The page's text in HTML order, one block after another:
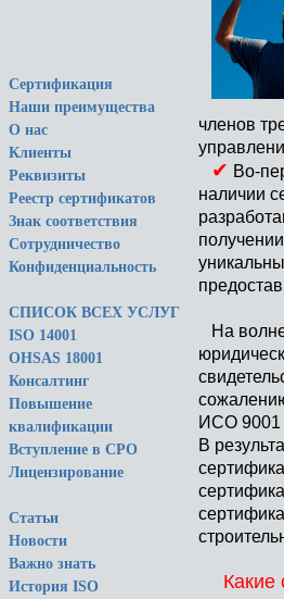
Сертификация
Наши преимущества
О нас
Клиенты
Реквизиты
Реестр сертификатов
Знак соответствия
Сотрудничество
Конфиденциальность
СПИСОК ВСЕХ УСЛУГ
ISO 14001
OHSAS 18001
Консалтинг
Повышение
квалификации
Вступление в СРО
Лицензирование
Статьи
Новости
Важно знать
История ISO
членов
✔ Во-
наличии
На
ИСО 9001
В
Какие